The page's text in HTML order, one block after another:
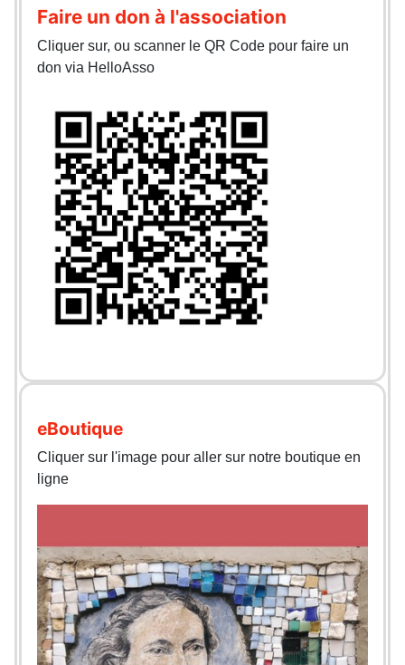
Faire un don à l'association
Cliquer sur, ou scanner le QR Code pour faire un
don via HelloAsso
eBoutique
Cliquer sur l'image pour aller sur notre boutique en
ligne